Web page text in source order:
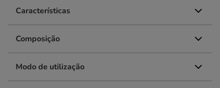
Características
Composição
Modo de utilização